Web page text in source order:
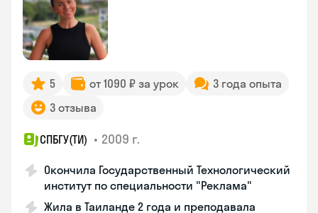
5 от 1090 ₽ за урок
3 года опыта
3 отзыва
СПБГУ(ТИ) • 2009 г.
Окончила Государственный Технологический
институт по специальности "Реклама"
Жила в Таиланде 2 года и преподавала